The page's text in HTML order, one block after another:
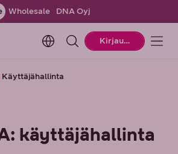
Wholesale DNA Oyj
Change language. Current
Kirjaudu
Käyttäjähallinta
käyttäjähallinta